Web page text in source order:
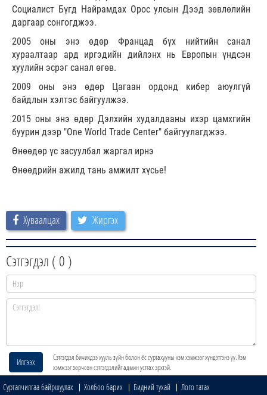
Социалист Бүгд Найрамдах Орос улсын Дээд зөвлөлийн
даргаар сонгогджээ.
2005 оны энэ өдөр Францад бүх нийтийн санал
хураалтаар ард иргэдийн дийлэнх нь Европын үндсэн
хуулийн эсрэг санал өгөв.
2009 оны энэ өдөр Цагаан ордонд кибер аюулгүй
байдлын хэлтэс байгуулжээ.
2015 оны энэ өдөр Дэлхийн худалдааны ихэр цамхгийн
буурин дээр "One World Trade Center" байгуулагджээ.
Өнөөдөр үс засуулбал жаргал ирнэ
Өнөөдрийн ажилд тань амжилт хүсье!
Хуваалцах Жиргэх
Сэтгэгдэл ( 0 )
Илгээх
Сэтгэгдэл бичихдээ хууль зүйн болон ёс суртахууны хэм хэмжээг хүндэтгэнэ үү. Хэм
хэмжээг зөрчсөн сэтгэгдэлийг админ устгах эрхтэй.
Сурталчилгаа байршуулах Холбоо барих Бидний тухай Лого татах